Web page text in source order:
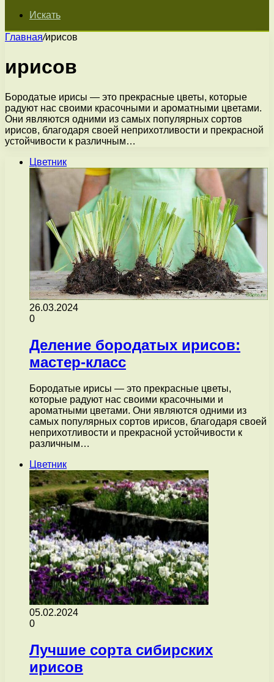
Искать
Главная/ирисов
ирисов
Бородатые ирисы — это прекрасные цветы, которые
радуют нас своими красочными и ароматными цветами.
Они являются одними из самых популярных сортов
ирисов, благодаря своей неприхотливости и прекрасной
устойчивости к различным…
Цветник
26.03.2024
0
Деление бородатых ирисов:
мастер-класс
Бородатые ирисы — это прекрасные цветы,
которые радуют нас своими красочными и
ароматными цветами. Они являются одними из
самых популярных сортов ирисов, благодаря своей
неприхотливости и прекрасной устойчивости к
различным…
Цветник
05.02.2024
0
Лучшие сорта сибирских
ирисов